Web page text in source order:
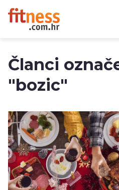
Članci
"bozic"